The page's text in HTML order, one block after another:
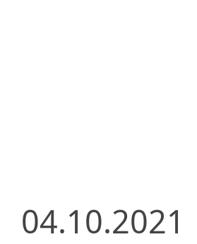
04.10.2021